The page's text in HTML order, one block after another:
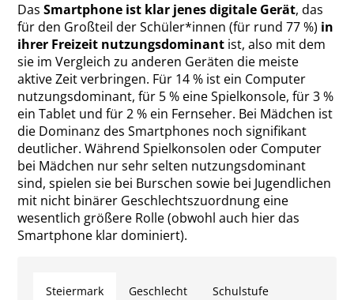
DasSmartphone ist klar jenes digitale Gerät, das
für den Großteil der Schüler*innen (für rund 77 %) in
ihrer Freizeit nutzungsdominant ist, also mit dem
sie im Vergleich zu anderen Geräten die meiste
aktive Zeit verbringen. Für 14 % ist ein Computer
nutzungsdominant, für 5 % eine Spielkonsole, für 3 %
ein Tablet und für 2 % ein Fernseher. Bei Mädchen ist
die Dominanz des Smartphones noch signifikant
deutlicher. Während Spielkonsolen oder Computer
bei Mädchen nur sehr selten nutzungsdominant
sind, spielen sie bei Burschen sowie bei Jugendlichen
mit nicht binärer Geschlechtszuordnung eine
wesentlich größere Rolle (obwohl auch hier das
Smartphone klar dominiert).
Steiermark Geschlecht Schulstufe